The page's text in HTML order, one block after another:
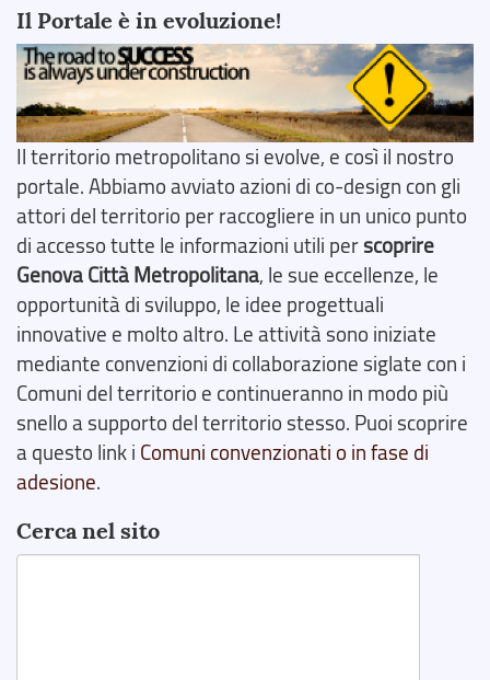
Il Portale è in evoluzione!
Il territorio metropolitano si evolve, e così il nostro
portale. Abbiamo avviato azioni di co-design con gli
attori del territorio per raccogliere in un unico punto
di accesso tutte le informazioni utili perscoprire
Genova Città Metropolitana, le sue eccellenze, le
opportunità di sviluppo, le idee progettuali
innovative e molto altro. Le attività sono iniziate
mediante convenzioni di collaborazione siglate con i
Comuni del territorio e continueranno in modo più
snello a supporto del territorio stesso. Puoi scoprire
a questo link i Comuni convenzionati o in fase di
adesione.
Cerca nel sito